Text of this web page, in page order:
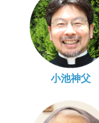
小池神父